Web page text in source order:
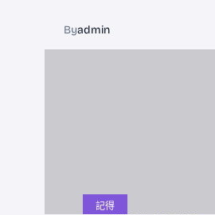
Byadmin
記得